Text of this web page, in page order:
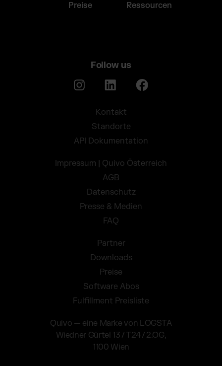
Preise Ressourcen
Follow us
Kontakt
Standorte
API Dokumentation
Impressum | Quivo Österreich
AGB
Datenschutz
Presse & Medien
FAQ
Partner
Downloads
Preise
Software Abos
Fulfillment Preisliste
Quivo — eine Marke von LOGSTA
Wiedner Gürtel 13 / T24 / 2.OG,
1100 Wien